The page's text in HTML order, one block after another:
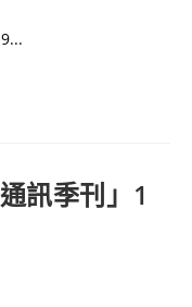
訊季刊」1